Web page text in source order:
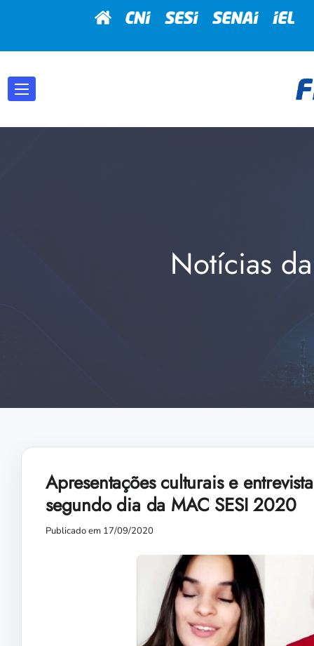
Notícias
Apresentações culturais e
segundo dia da MAC SESI 2020
Publicado em 17/09/2020